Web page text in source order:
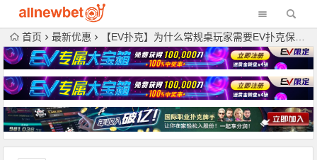
首页 最新优惠 【EV扑克】为什么常规桌玩家需要EV扑克保险 ？